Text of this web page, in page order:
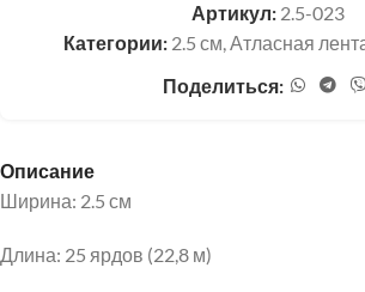
Артикул: 2.5-023
Категории: 2.5 см,Атласная
Поделиться:
Описание
Ширина: 2.5 см
Длина: 25 ярдов (22,8 м)